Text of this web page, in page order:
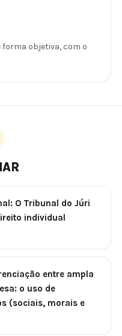
forma objetiva, com o
O Tribunal do Júri
individual
entre ampla
o uso de
(sociais, morais e